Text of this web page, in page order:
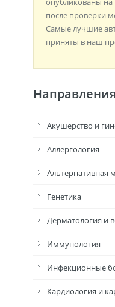
после проверки
Самые лучшие
приняты в наш
Направления
Акушерство и
Аллергология
Альтернативная
Генетика
Дерматология и
Иммунология
Инфекционные
Кардиология и